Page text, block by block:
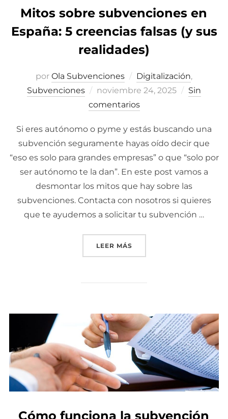
Mitos sobre subvenciones en
España: 5 creencias falsas (y sus
realidades)
por Ola Subvenciones Digitalización,
Subvenciones
Publicado
el
noviembre 24, 2025
Sin
comentarios
Si eres autónomo o pyme y estás buscando una
subvención seguramente hayas oído decir que
“eso es solo para grandes empresas” o que “solo por
ser autónomo te la dan”. En este post vamos a
desmontar los mitos que hay sobre las
subvenciones. Contacta con nosotros si quieres
que te ayudemos a solicitar tu subvención …
LEER MÁS
Cómo funciona la subvención